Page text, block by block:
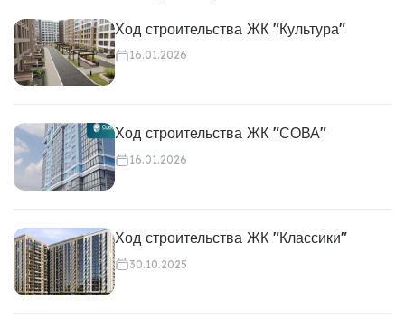
Ход строительства ЖК "Культура"
16.01.2026
Ход строительства ЖК "СОВА"
16.01.2026
Ход строительства ЖК "Классики"
30.10.2025